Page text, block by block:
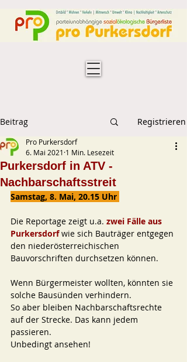
Beitrag Registrieren
Purkersdorf in ATV -
Nachbarschaftsstreit
Pro Purkersdorf
6. Mai 2021 1 Min. Lesezeit
Samstag, 8. Mai, 20.15 Uhr
Die Reportage zeigt u.a. zwei Fälle aus
Purkersdorf wie sich Bauträger entgegen
den niederösterreichischen
Bauvorschriften durchsetzen können.
Wenn Bürgermeister wollten, könnten sie
solche Bausünden verhindern.
So aber bleiben Nachbarschaftsrechte
auf der Strecke. Das kann jedem
passieren.
Unbedingt ansehen!